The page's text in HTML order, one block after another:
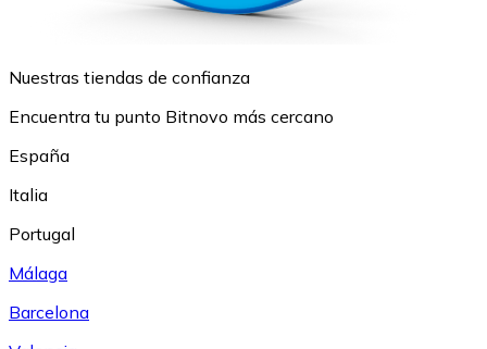
Nuestras tiendas de confianza
Encuentra tu punto Bitnovo más cercano
España
Italia
Portugal
Málaga
Barcelona